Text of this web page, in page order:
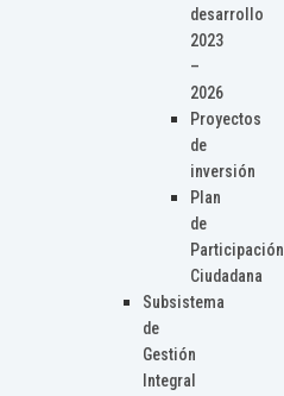
desarrollo
2023
–
2026
Proyectos
de
inversión
Plan
de
Participación
Ciudadana
Subsistema
de
Gestión
Integral